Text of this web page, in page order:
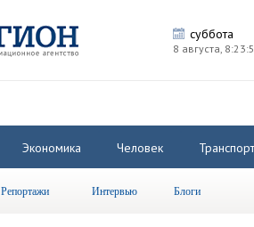
суббота
8 августа,
Экономика Человек Транспорт
Репортажи Интервью Блоги